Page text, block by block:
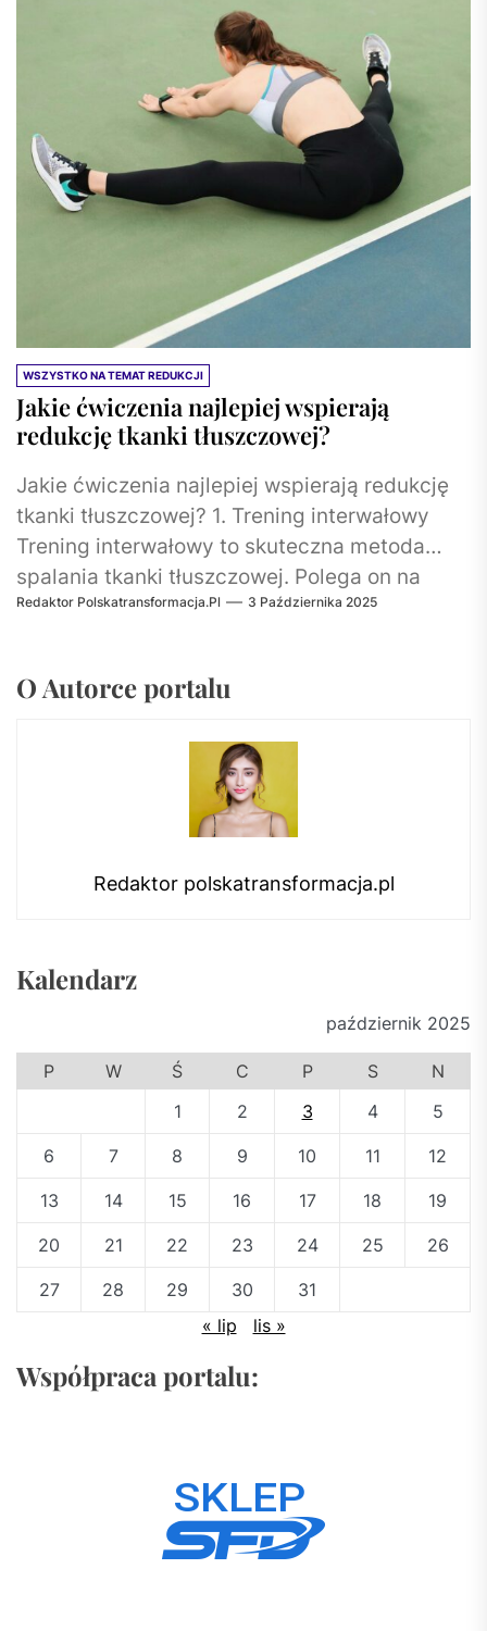
wagę
WSZYSTKO NA TEMAT REDUKCJI
Jakie ćwiczenia najlepiej wspierają
redukcję tkanki tłuszczowej?
Jakie ćwiczenia najlepiej wspierają redukcję
tkanki tłuszczowej? 1. Trening interwałowy
Trening interwałowy to skuteczna metoda
spalania tkanki tłuszczowej. Polega on na
naprzemiennym wykonywaniu intensywnych
Redaktor Polskatransformacja.pl 3 Października 2025
O Autorce portalu
Redaktor polskatransformacja.pl
Kalendarz
październik 2025
P W Ś C P S
N
1
2 3 4 5
6 7 8 9 10 11 12
13 14 15 16 17 18 19
20 21 22 23 24 25 26
27 28 29 30
31
« lip
lis »
Współpraca portalu: